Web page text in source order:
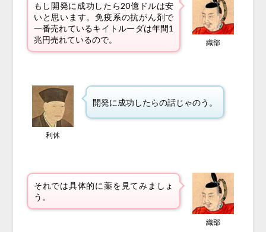
もし開発に成功したら20億ドルは安
いと思います。免疫系の抗がん剤で
一番売れているキイトルーダは年間1
兆円売れているので。
織部
利休
開発に成功したらの話じゃのう。
それでは具体的に薬を見てみましょ
う。
織部